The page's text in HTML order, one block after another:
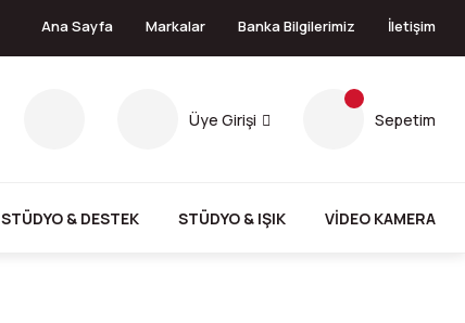
Ana Sayfa Markalar Banka Bilgilerimiz İletişim
Üye Girişi Sepetim
STÜDYO & DESTEK STÜDYO & IŞIK VİDEO KAMERA